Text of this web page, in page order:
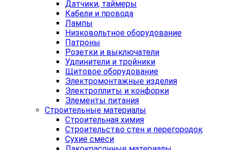
Датчики, таймеры
Кабели и провода
Лампы
Низковольтное оборудование
Патроны
Розетки и выключатели
Удлинители и тройники
Щитовое оборудование
Электромонтажные изделия
Электроплиты и конфорки
Элементы питания
Строительные материалы
Строительная химия
Строительство стен и перегородок
Сухие смеси